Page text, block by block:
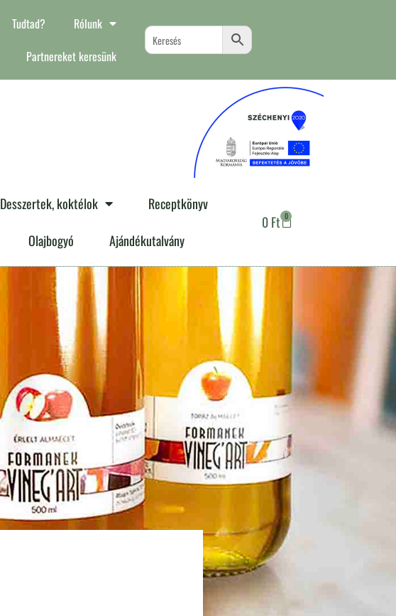
Tudtad?
Rólunk
Partnereket keresünk
Desszertek, koktélok
Receptkönyv
Olajbogyó Ajándékutalvány
0Ft 0